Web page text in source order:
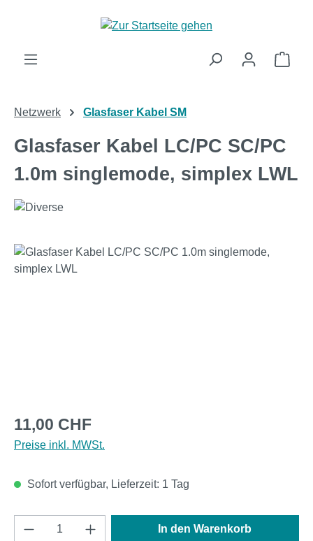
Zum Hauptinhalt springen
Netzwerk Glasfaser Kabel SM
Glasfaser Kabel LC/PC SC/PC
1.0m singlemode, simplex LWL
Regulärer Preis:
11,00 CHF
Preise inkl. MWSt.
Sofort verfügbar, Lieferzeit: 1 Tag
Produkt Anzahl: Gib den gewünschten
In den Warenkorb